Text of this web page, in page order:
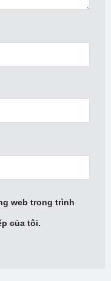
web trong trình
của tôi.